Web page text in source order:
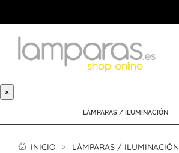
×
LÁMPARAS / ILUMINACIÓN
INICIO LÁMPARAS / ILUMINACIÓN